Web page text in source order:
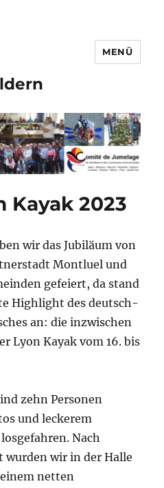
MENÜ
Kayak 2023
wir das Jubiläum von
Montluel und
gefeiert, da stand
Highlight des deutsch-
an: die inzwischen
Lyon Kayak vom 16. bis
zehn Personen
und leckerem
Nach
wurden wir in der Halle
netten